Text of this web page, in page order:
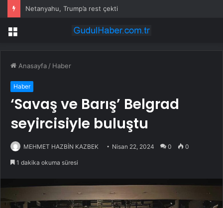
Netanyahu, Trump’a rest çekti
Menü
Anasayfa / Haber
Haber
‘Savaş ve Barış’ Belgrad
seyircisiyle buluştu
MEHMET HAZBİN KAZBEK Nisan 22, 2024 0 0
1 dakika okuma süresi